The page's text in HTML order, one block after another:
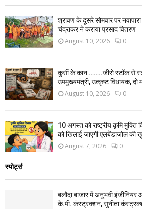
श्रावण के दूसरे सोमवार पर
चंद्राकर ने कराया प्रसाद वितरण
August 10, 2026 0
कुर्सी के कान ……..जीरो स्टॉक से
उपमुख्यमंत्री, उत्कृष्ट विधायक, दो
August 10, 2026 0
10 अगस्त को राष्ट्रीय कृमि
को खिलाई जाएगी एलबेंडाजोल की
August 7, 2026 0
स्पोर्ट्स
बलौदा बाजार में अनुभवी
के.पी. कंस्ट्रक्शन, सुनीता